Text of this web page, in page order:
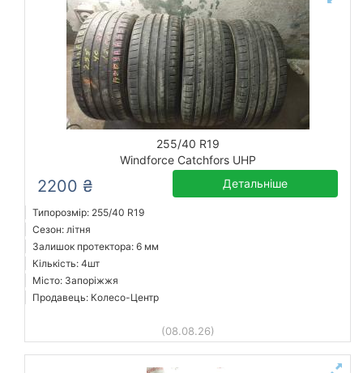
255/40 R19
Windforce Catchfors UHP
2200 ₴ Детальніше
Типорозмір: 255/40 R19
Сезон: літня
Залишок протектора: 6 мм
Кількість: 4шт
Місто: Запоріжжя
Продавець: Колесо-Центр
(08.08.26)